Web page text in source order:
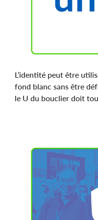
L’identité peut être
fond blanc sans être
le U du bouclier doit